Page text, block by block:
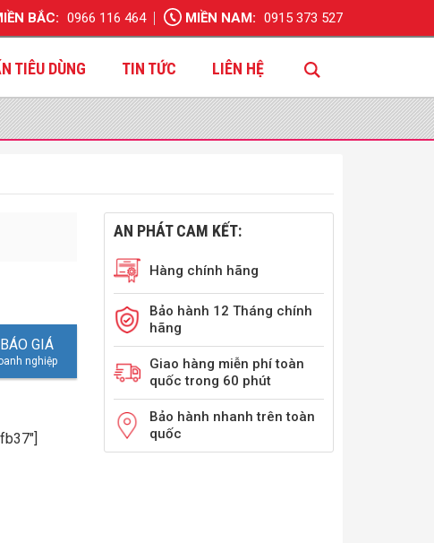
BẮC: 0966 116 464 MIỀN NAM: 0915 373 527
TIÊU DÙNG TIN TỨC LIÊN HỆ
GIÁ
AN PHÁT CAM KẾT:
Hàng chính hãng
Bảo hành 12 Tháng chính
hãng
Giao hàng miễn phí toàn
quốc trong 60 phút
Bảo hành nhanh trên toàn
quốc